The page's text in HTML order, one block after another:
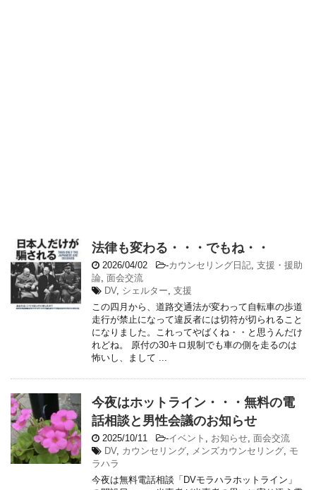
法律も変わる・・・でもね・・
2026/04/02 -カウンセリング日記, 支援・援助
論, 面会交流
DV, シェルター, 支援
この四月から、道路交通法が変わって自転車の歩道
走行が禁止になって違反者には切符が切られること
になりました。これってやばくね・・と思うんだけ
れどね。 原付の30キロ規制でも車の側を走るのは
怖いし、まして ...
今夜はホットライン・・・無料の電
話相談と男性会議のお知らせ
2025/10/11 -イベント , お知らせ, 面会交流
DV, カウンセリング, メンズカウンセリング, モ
ラハラ
今夜は無料電話相談「DVモラハラホットライン」